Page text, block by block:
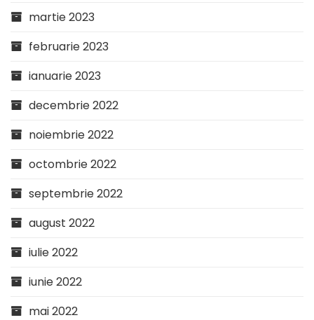
martie 2023
februarie 2023
ianuarie 2023
decembrie 2022
noiembrie 2022
octombrie 2022
septembrie 2022
august 2022
iulie 2022
iunie 2022
mai 2022